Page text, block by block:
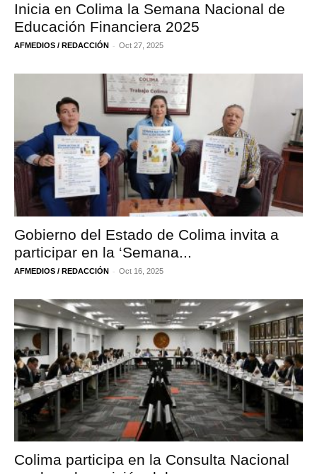
Inicia en Colima la Semana Nacional de
Educación Financiera 2025
AFMEDIOS / REDACCIÓN - Oct 27, 2025
Gobierno del Estado de Colima invita a
participar en la ‘Semana...
AFMEDIOS / REDACCIÓN - Oct 16, 2025
Colima participa en la Consulta Nacional